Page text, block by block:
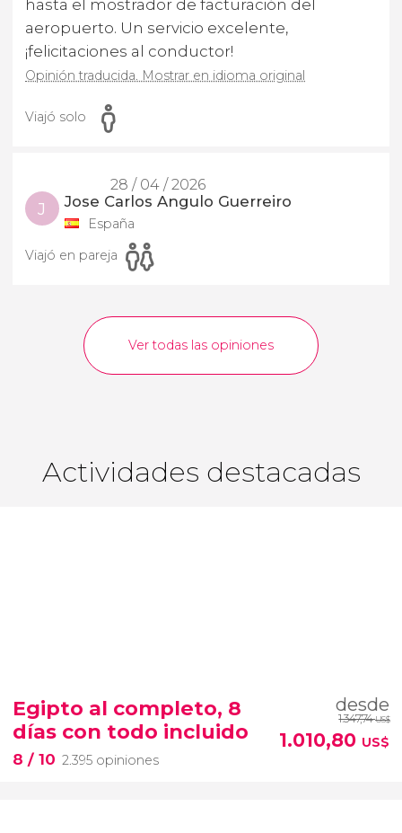
hasta el mostrador de facturación del
aeropuerto. Un servicio excelente,
¡felicitaciones al conductor!
Opinión traducida. Mostrar en idioma original
Viajó solo
28 / 04 / 2026
J Jose Carlos Angulo Guerreiro
España
Viajó en pareja
Ver todas las opiniones
Actividades destacadas
Egipto al completo, 8
días con todo incluido
8 / 10 2.395 opiniones
desde
1.347,74US$
1.010,80 US$